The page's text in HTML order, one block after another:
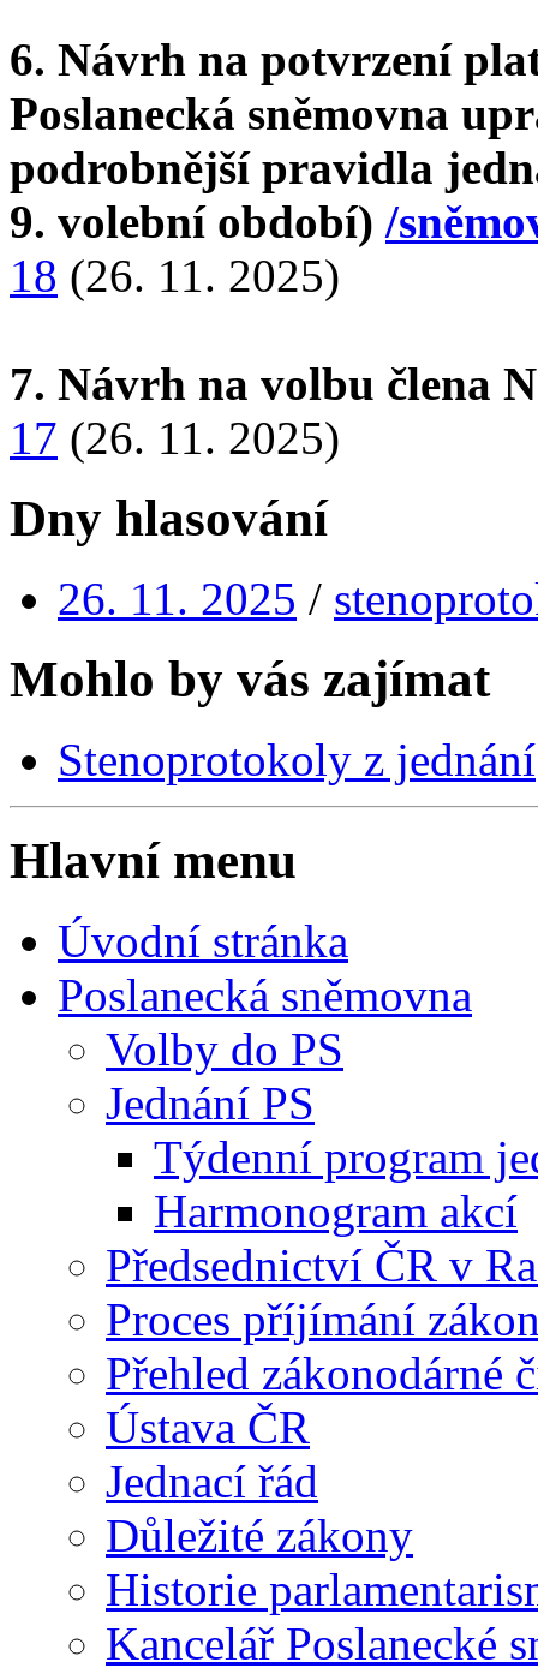
6. Návrh na potvrzení
Poslanecká sněmovna
podrobnější pravidla
9. volební období) /
18 (26. 11. 2025)
7. Návrh na volbu člena
17 (26. 11. 2025)
Dny hlasování
26. 11. 2025 /
Mohlo by vás zajímat
Stenoprotokoly z jednání
Hlavní menu
Úvodní stránka
Poslanecká sněmovna
Volby do PS
Jednání PS
Týdenní program
Harmonogram akcí
Předsednictví ČR v
Proces příjímání
Přehled zákonodárné
Ústava ČR
Jednací řád
Důležité zákony
Historie
Kancelář Poslanecké